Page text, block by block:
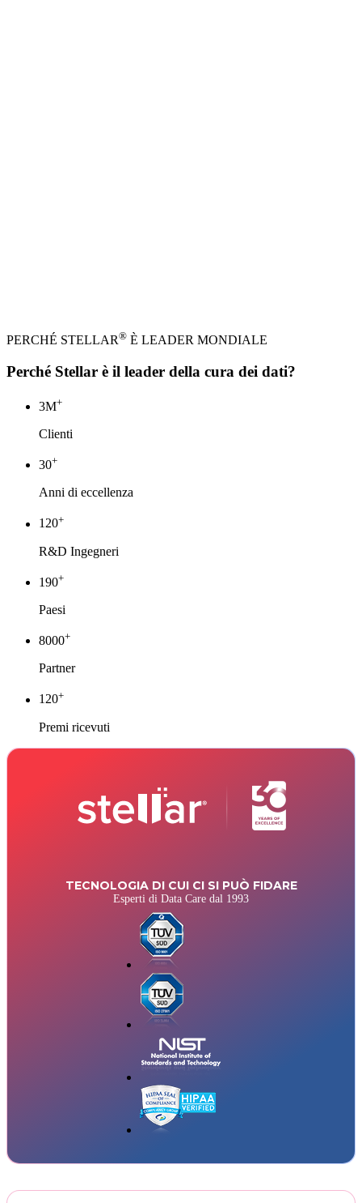
PERCHÉ STELLAR® È LEADER MONDIALE
Perché Stellar è il leader della cura dei dati?
3M+
Clienti
30+
Anni di eccellenza
120+
R&D Ingegneri
190+
Paesi
8000+
Partner
120+
Premi ricevuti
TECNOLOGIA DI CUI CI SI PUÒ FIDARE
Esperti di Data Care dal 1993